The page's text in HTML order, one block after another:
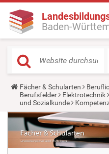
Baden-
Y
o
u
a
r
h
e
r
Fächer & Schularten
Berufsfelder
Elektrotechnik
und Sozialkunde